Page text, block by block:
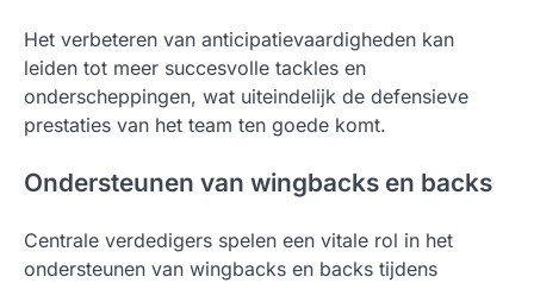
Het verbeteren van anticipatievaardigheden kan
leiden tot meer succesvolle tackles en
onderscheppingen, wat uiteindelijk de defensieve
prestaties van het team ten goede komt.
Ondersteunen van wingbacks en backs
Centrale verdedigers spelen een vitale rol in het
ondersteunen van wingbacks en backs tijdens